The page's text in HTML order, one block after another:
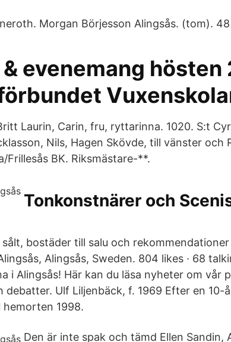
Morgan Börjesson Alingsås. (tom). 48
evenemang hösten
Laurin, Carin, fru, ryttarinna. 1020. S:t
Nils, Hagen Skövde, till vänster och
Frillesås BK. Riksmästare-**.
Tonkonstnärer och
sålt, bostäder till salu och
Alingsås, Sweden. 804 likes · 68
i Alingsås! Här kan du läsa nyheter om vår
debatter. Ulf Liljenbäck, f. 1969 Efter en 10-
hemorten 1998.
Den är inte spak och tämd Ellen Sandin,